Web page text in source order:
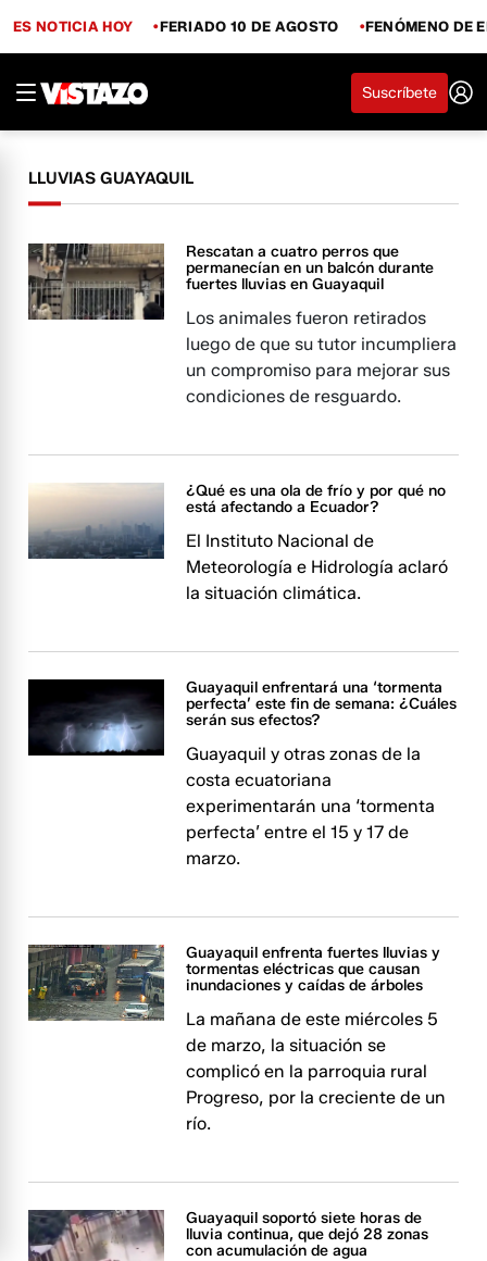
ES NOTICIA HOY FERIADO 10 DE AGOSTO FENÓMENO DE
Suscríbete
LLUVIAS GUAYAQUIL
Rescatan a cuatro perros que
permanecían en un balcón durante
fuertes lluvias en Guayaquil
Los animales fueron retirados
luego de que su tutor incumpliera
un compromiso para mejorar sus
condiciones de resguardo.
¿Qué es una ola de frío y por qué no
está afectando a Ecuador?
El Instituto Nacional de
Meteorología e Hidrología aclaró
la situación climática.
Guayaquil enfrentará una ‘tormenta
perfecta’ este fin de semana: ¿Cuáles
serán sus efectos?
Guayaquil y otras zonas de la
costa ecuatoriana
experimentarán una ‘tormenta
perfecta’ entre el 15 y 17 de
marzo.
Guayaquil enfrenta fuertes lluvias y
tormentas eléctricas que causan
inundaciones y caídas de árboles
La mañana de este miércoles 5
de marzo, la situación se
complicó en la parroquia rural
Progreso, por la creciente de un
río.
Guayaquil soportó siete horas de
lluvia continua, que dejó 28 zonas
con acumulación de agua